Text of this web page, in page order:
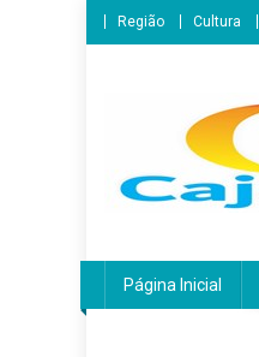
Skip
to
Região Cultura
Página Inicial